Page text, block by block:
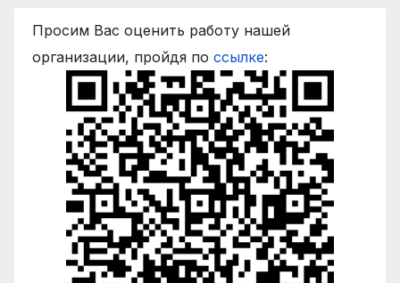
Просим Вас оценить работу нашей
организации, пройдя по ссылке: